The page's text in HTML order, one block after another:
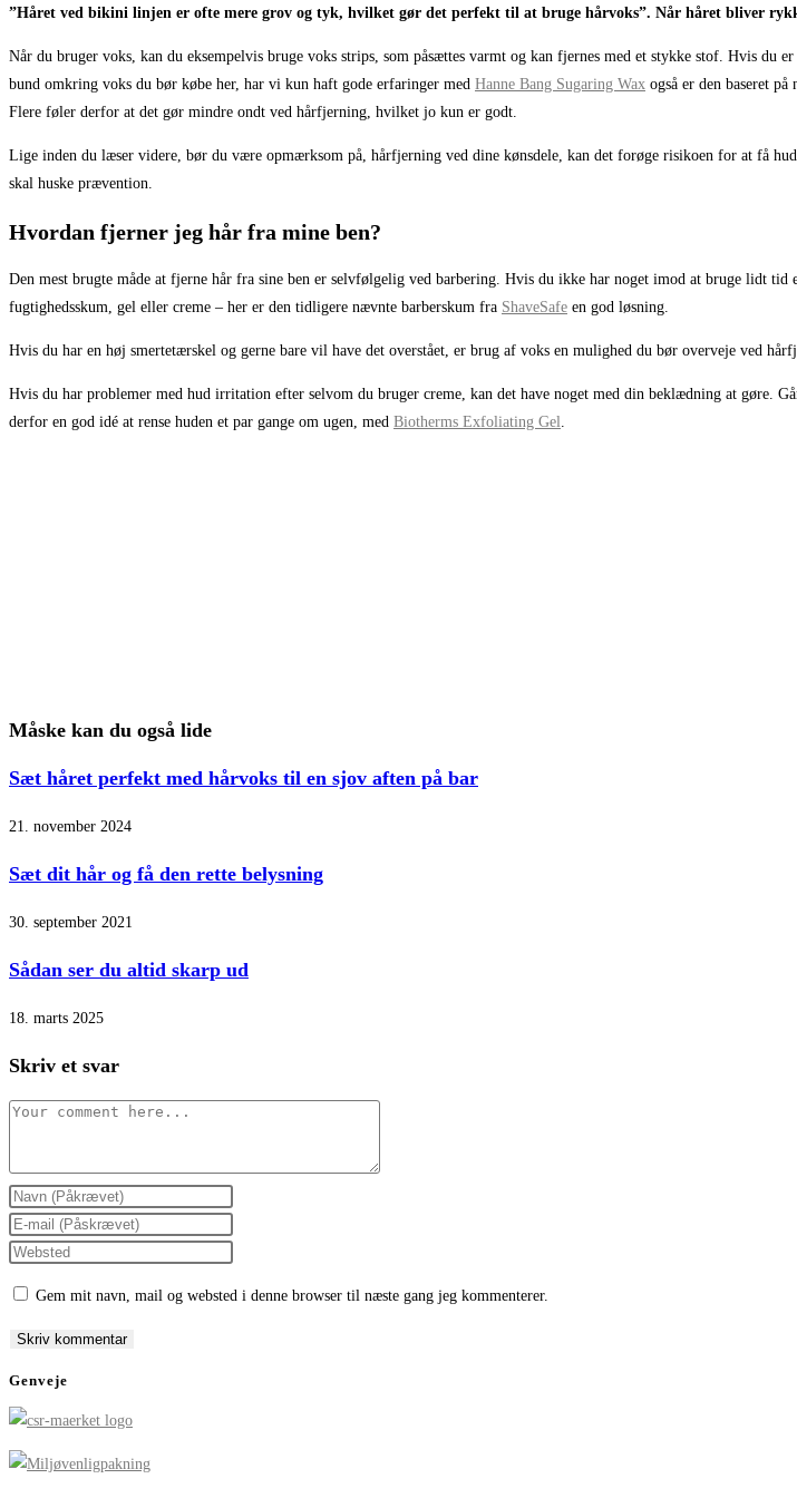
”Håret ved bikini linjen er ofte mere grov og tyk, hvilket gør det perfekt til at bruge hårvoks”. Når håret bliver
Når du bruger voks, kan du eksempelvis bruge voks strips, som påsættes varmt og kan fjernes med et stykke stof. Hvis
bund omkring voks du bør købe her, har vi kun haft gode erfaringer med Hanne Bang Sugaring Wax også er den baseret
Flere føler derfor at det gør mindre ondt ved hårfjerning, hvilket jo kun er godt.
Lige inden du læser videre, bør du være opmærksom på, hårfjerning ved dine kønsdele, kan det forøge risikoen for at få
skal huske prævention.
Hvordan fjerner jeg hår fra mine ben?
Den mest brugte måde at fjerne hår fra sine ben er selvfølgelig ved barbering. Hvis du ikke har noget imod at bruge lidt
fugtighedsskum, gel eller creme – her er den tidligere nævnte barberskum fra ShaveSafe en god løsning.
Hvis du har en høj smertetærskel og gerne bare vil have det overstået, er brug af voks en mulighed du bør overveje ved
Hvis du har problemer med hud irritation efter selvom du bruger creme, kan det have noget med din beklædning at gøre.
derfor en god idé at rense huden et par gange om ugen, med Biotherms Exfoliating Gel.
Måske kan du også lide
Sæt håret perfekt med hårvoks til en sjov aften på bar
21. november 2024
Sæt dit hår og få den rette belysning
30. september 2021
Sådan ser du altid skarp ud
18. marts 2025
Skriv et svar
Comment
Enter
your
name
to
Enter
your
to
Enter
URL
Gem mit navn, mail og websted i denne browser til næste gang jeg kommenterer.
Genveje